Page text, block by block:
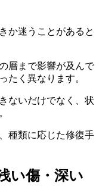
か迷うことがあると
層まで影響が及んで
たく異なります。
ないだけでなく、状
種類に応じた修復手
い傷・深い